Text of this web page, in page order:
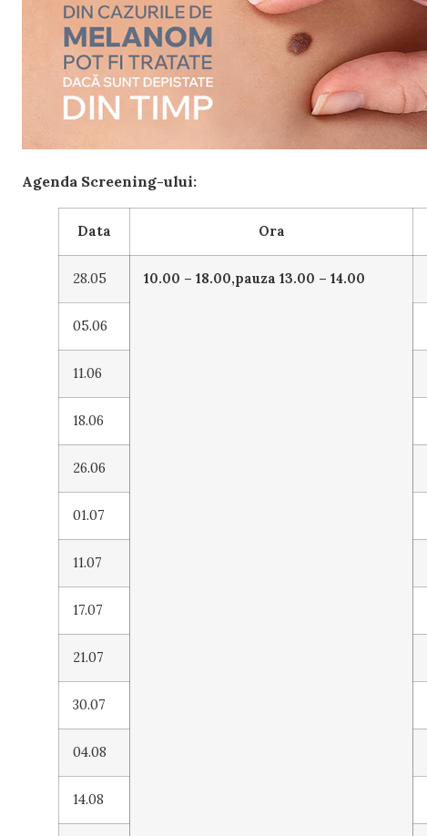
Agenda Screening-ului:
Data Ora
28.05 10.00 – 18.00,pauza 13.00 – 14.00
05.06
11.06
18.06
26.06
01.07
11.07
17.07
21.07
30.07
04.08
14.08